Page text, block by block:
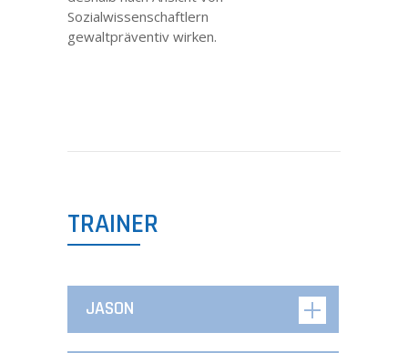
Sozialwissenschaftlern
gewaltpräventiv wirken.
TRAINER
JASON